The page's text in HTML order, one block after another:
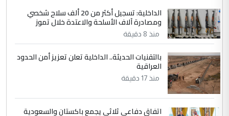
الاستماع للمدير ومغرفة ...
الموضوع :
وزير الصحة يعفي مدير مستشفى الكرخ
العام في بغداد
4 سردار
التعليق : واحد من عصابة علي ماما يسقط
جنسية الرافد الثالث للعراق ومن اصول عريقة
الداخلية: تسجيل أكثر من 20 ألف سلاح شخصي
ومصادرة آلاف الأسلحة والاعتدة خلال تموز
منذ 8 دقيقة
بالتقنيات الحديثة.. الداخلية تعلن تعزيز أمن الحدود
العراقية
منذ 17 دقيقة
اتفاق دفاعي ثلاثي يجمع باكستان والسعودية